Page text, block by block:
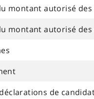
montant autorisé
montant autorisé
de